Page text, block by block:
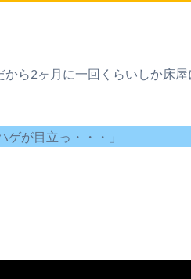
ら2ヶ月に一回くらいしか床
が目立っ・・・」